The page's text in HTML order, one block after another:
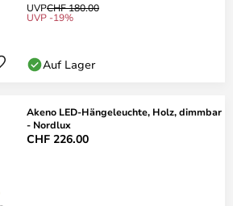
UVPCHF 180.00
UVP -19%
Auf Lager
Akeno LED-Hängeleuchte, Holz, dimmbar
- Nordlux
CHF 226.00